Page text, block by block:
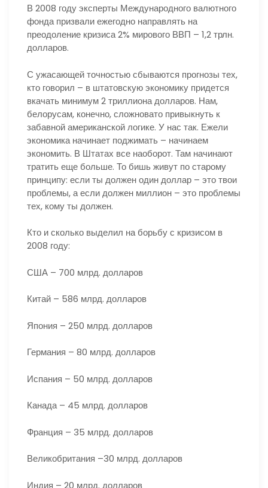
В 2008 году эксперты Международного валютного
фонда призвали ежегодно направлять на
преодоление кризиса 2% мирового ВВП – 1,2 трлн.
долларов.
С ужасающей точностью сбываются прогнозы тех,
кто говорил – в штатовскую экономику придется
вкачать минимум 2 триллиона долларов. Нам,
белорусам, конечно, сложновато привыкнуть к
забавной американской логике. У нас так. Ежели
экономика начинает поджимать – начинаем
экономить. В Штатах все наоборот. Там начинают
тратить еще больше. То бишь живут по старому
принципу: если ты должен один доллар – это твои
проблемы, а если должен миллион – это проблемы
тех, кому ты должен.
Кто и сколько выделил на борьбу с кризисом в
2008 году:
США – 700 млрд. долларов
Китай – 586 млрд. долларов
Япония – 250 млрд. долларов
Германия – 80 млрд. долларов
Испания – 50 млрд. долларов
Канада – 45 млрд. долларов
Франция – 35 млрд. долларов
Великобритания –30 млрд. долларов
Индия – 20 млрд. долларов